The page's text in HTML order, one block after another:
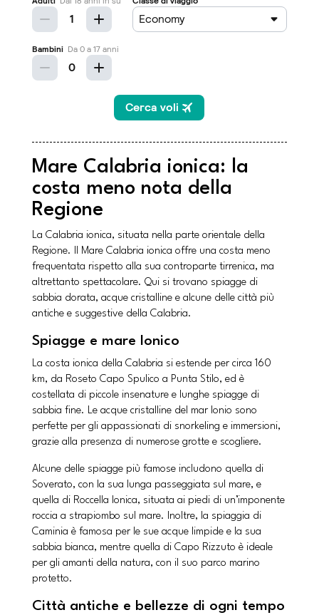
Mare Calabria ionica: la
costa meno nota della
Regione
La Calabria ionica, situata nella parte orientale della
Regione. Il Mare Calabria ionica offre una costa meno
frequentata rispetto alla sua controparte tirrenica, ma
altrettanto spettacolare. Qui si trovano spiagge di
sabbia dorata, acque cristalline e alcune delle città più
antiche e suggestive della Calabria.
Spiagge e mare Ionico
La costa ionica della Calabria si estende per circa 160
km, da Roseto Capo Spulico a Punta Stilo, ed è
costellata di piccole insenature e lunghe spiagge di
sabbia fine. Le acque cristalline del mar Ionio sono
perfette per gli appassionati di snorkeling e immersioni,
grazie alla presenza di numerose grotte e scogliere.
Alcune delle spiagge più famose includono quella di
Soverato, con la sua lunga passeggiata sul mare, e
quella di Roccella Ionica, situata ai piedi di un’imponente
roccia a strapiombo sul mare. Inoltre, la spiaggia di
Caminia è famosa per le sue acque limpide e la sua
sabbia bianca, mentre quella di Capo Rizzuto è ideale
per gli amanti della natura, con il suo parco marino
protetto.
Città antiche e bellezze di ogni tempo